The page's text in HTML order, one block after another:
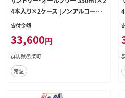
4本入り×2ケース [ノンアルコール
ビール ビール 缶 群馬県]
寄付金額
33,600円
群馬県邑楽町
常温